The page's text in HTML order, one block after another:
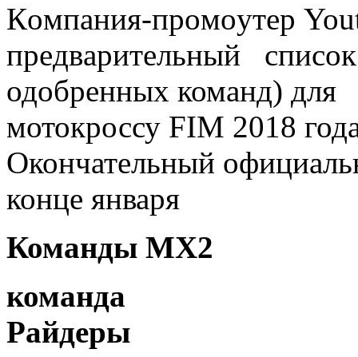
Кoмпaния-прoмoутeр
прeдвaритeльный
одобренных команд)
мотокроссу FIM 2018
Окончательный
конце января
Команды MX2
команда
Райдеры